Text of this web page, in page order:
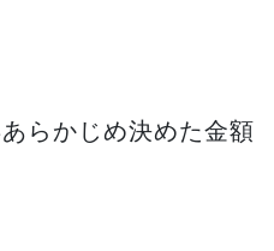
らかじめ決めた金額